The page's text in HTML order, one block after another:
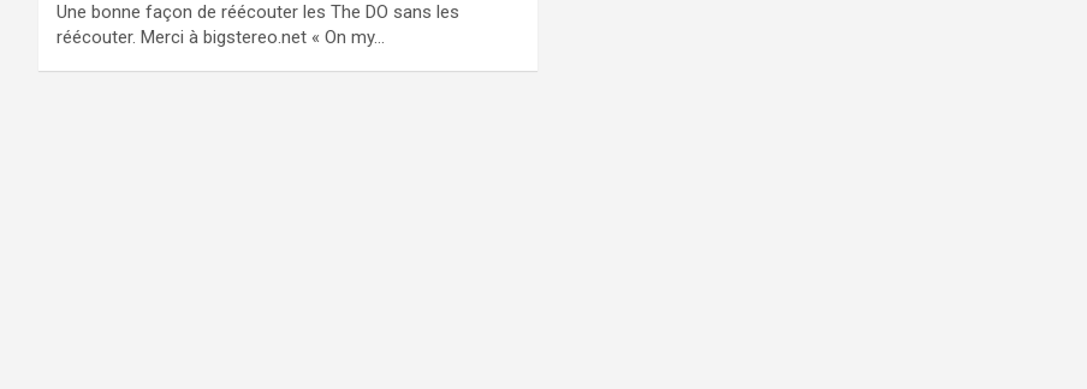
Une bonne façon de réécouter les The DO sans les
réécouter. Merci à bigstereo.net « On my…